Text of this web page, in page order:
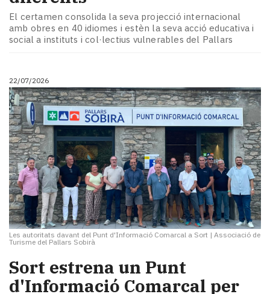
El certamen consolida la seva projecció internacional
amb obres en 40 idiomes i estèn la seva acció educativa i
social a instituts i col·lectius vulnerables del Pallars
22/07/2026
Les autoritats davant del Punt d'Informació Comarcal a Sort | Associació de
Turisme del Pallars Sobirà
Sort estrena un Punt
d'Informació Comarcal per